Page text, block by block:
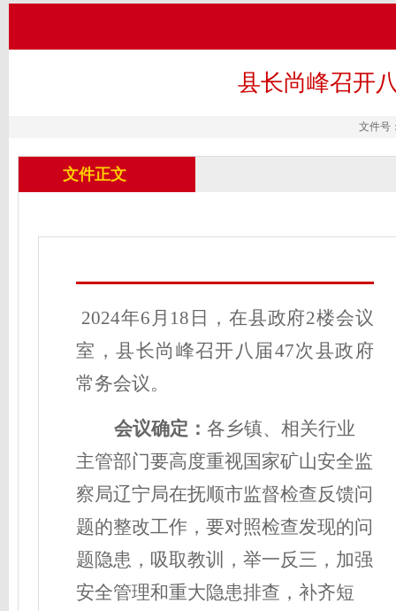
县长尚峰召开
文件号
文件正文
2024年6 月 18 日，在县政府2楼会议
室，县长尚峰召开 八 届47次县政府
常务会议。
会议确定 ：各乡镇、相关行业
主管部门要高度重视国家矿山安全监
察局辽宁局在抚顺市监督检查反馈问
题的整改工作 ，要对照检查发现的问
题隐患，吸取教训，举一反三，加强
安全管理和重大隐患排查，补齐短